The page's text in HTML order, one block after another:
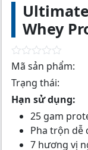
Whey
R
t
d
Mã sản phẩm:
Trạng thái:
Hạn sử dụng:
25 gam
Pha trộn dễ
7 hương vị